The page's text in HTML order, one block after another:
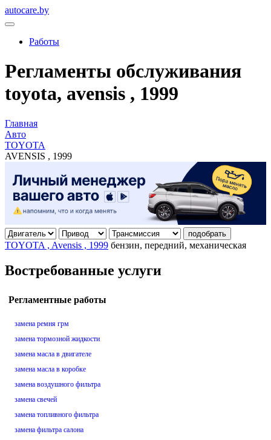
autocare.by
Работы
Регламенты обслуживания
toyota, avensis , 1999
Главная
Авто
TOYOTA
AVENSIS , 1999
подобрать
TOYOTA , Avensis , 1999 бензин, передний, механическая
Востребованные услуги
Регламентные работы
замена ремня грм
замена тормозной жидкости
замена масла в двигателе
замена масла в коробке
замена воздушного фильтра
замена свечей
замена топливного фильтра
замена фильтра салона